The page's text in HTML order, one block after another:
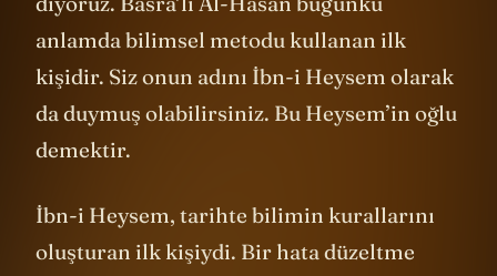
anlamda bilimsel metodu kullanan ilk
kişidir. Siz onun adını İbn-i Heysem olarak
da duymuş olabilirsiniz. Bu Heysem’in oğlu
demektir.
İbn-i Heysem, tarihte bilimin kurallarını
oluşturan ilk kişiydi. Bir hata düzeltme